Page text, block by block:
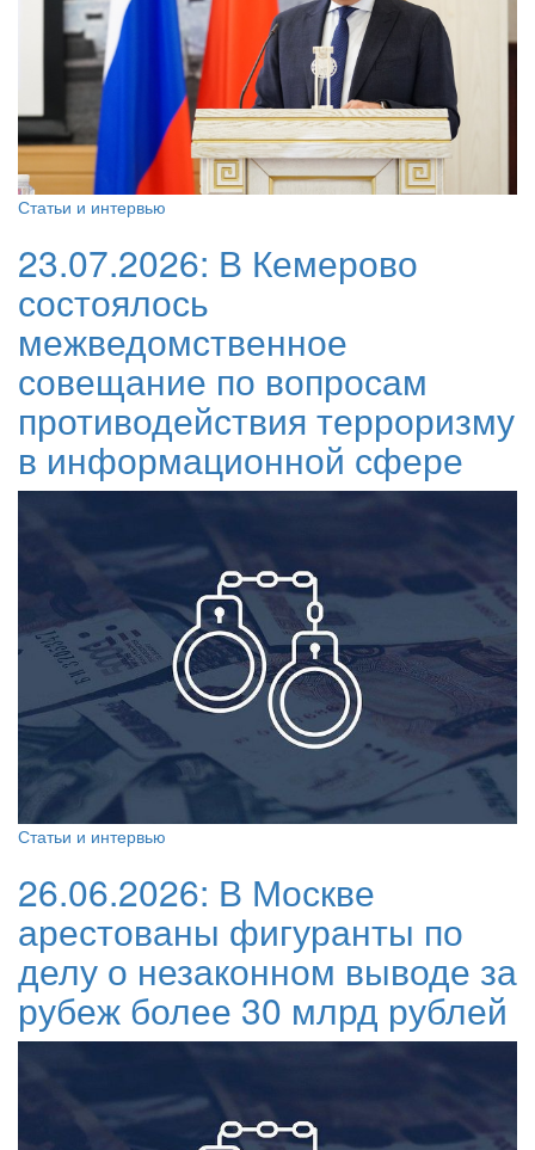
Статьи и интервью
23.07.2026: В Кемерово
состоялось
межведомственное
совещание по вопросам
противодействия терроризму
в информационной сфере
Статьи и интервью
26.06.2026: В Москве
арестованы фигуранты по
делу о незаконном выводе за
рубеж более 30 млрд рублей